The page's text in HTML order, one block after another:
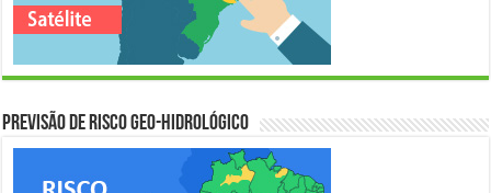
Previsão de Risco Geo-Hidrológico